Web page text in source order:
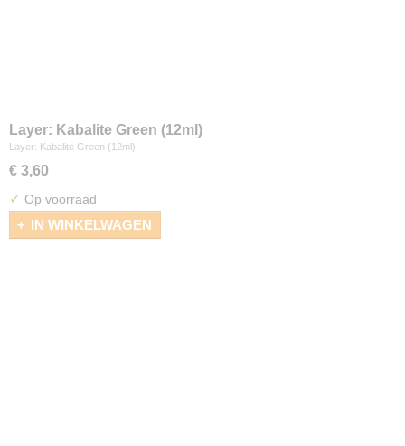
Layer: Kabalite Green (12ml)
Layer: Kabalite Green (12ml)
€ 3,60
✓ Op voorraad
IN WINKELWAGEN